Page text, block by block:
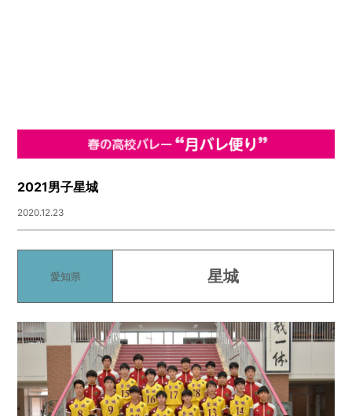
2021男子星城
2020.12.23
愛知県 星城